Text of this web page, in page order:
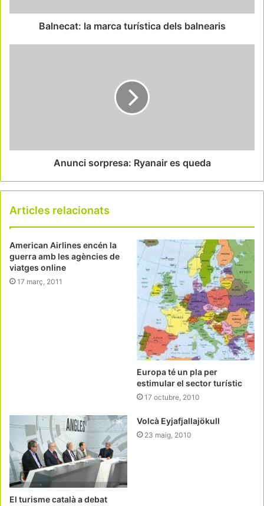
Balnecat: la marca turística dels balnearis
Anunci sorpresa: Ryanair es queda
Articles relacionats
American Airlines encén la
guerra amb les agències de
viatges online
17 març, 2011
Europa té un pla per
estimular el sector turístic
17 octubre, 2010
El turisme català a debat
Volcà Eyjafjallajökull
23 maig, 2010